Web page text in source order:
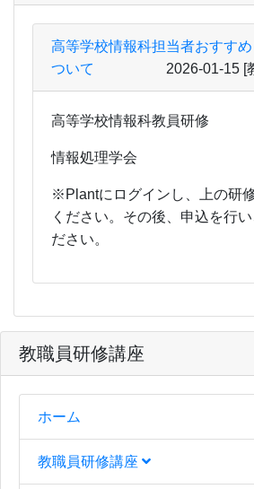
教職員研修講座
ホーム
教職員研修講座
高等学校情報科担当者おすす
ついて
2026-01-15 [
高等学校情報科教員研修
情報処理学会
※Plantにログインし、上の研
ください。その後、申込を行い
ださい。